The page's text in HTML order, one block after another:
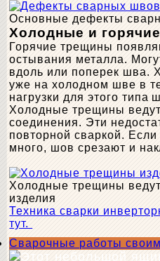
Основные дефекты
Холодные и
Горячие трещины
остывания металла.
вдоль или поперек шва.
уже на холодном шве в
нагрузки для этого типа
Холодные трещины
соединения. Эти
повторной сваркой.
много, шов срезают и
Холодные трещины
изделия
Техника сварки
тут.
Сварочные работы